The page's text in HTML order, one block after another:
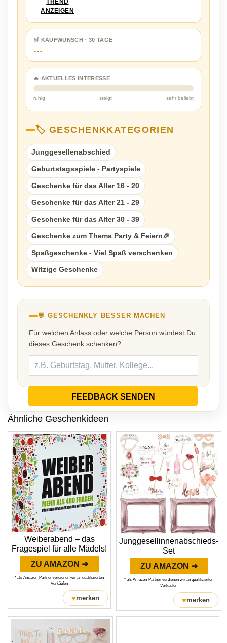
TREND
ANZEIGEN
🛒 KAUFWUNSCH · 30 TAGE
…
🔥 AKTUELLES INTERESSE
ruhig steigt sehr beliebt
🏷️ GESCHENKKATEGORIEN
Junggesellenabschied
Geburtstagsspiele - Partyspiele
Geschenke für das Alter 16 - 20
Geschenke für das Alter 21 - 29
Geschenke für das Alter 30 - 39
Geschenke zum Thema Party & Feiern🎉
Spaßgeschenke - Viel Spaß verschenken
Witzige Geschenke
💬 GESCHENKLY BESSER MACHEN
Für welchen Anlass oder welche Person würdest Du
dieses Geschenk schenken?
FEEDBACK SENDEN
Ähnliche Geschenkideen
Weiberabend – das
Fragespiel für alle Mädels!
ZU AMAZON ➜
* als Amazon-Partner verdienen wir an qualifizierten
Verkäufen
♥merken
Junggesellinnenabschieds-
Set
ZU AMAZON ➜
* als Amazon-Partner verdienen wir an qualifizierten
Verkäufen
♥merken